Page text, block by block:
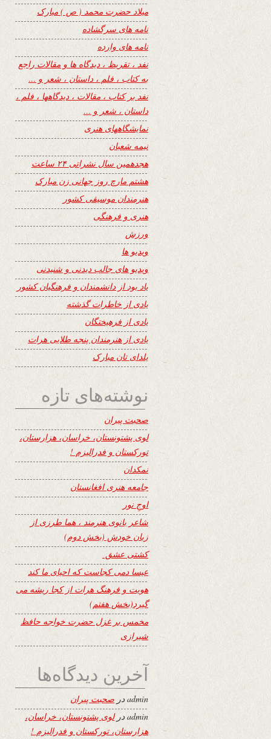
میلاد حضرت محمد ( ص ) مبارک
نامه های سرگشاده
نامه های وارده
نفد ، تقریظ ، دیدگاه ها و مقالات راجع
به کتاب ، فلم ، داستان ، شعر و …
نفد بر کتاب ، مقالات ، دیدگاهها ، فلم ،
داستان ، شعر و …
نمایشگاههای هنری
نیمه شعبان
هجدهمین سال نشراتی ۲۴ ساعت
هشتم مارچ روز جهانی زن مبارک
هنرمندان موسیقی کشور
هنری و فرهنگی
ورزش
ویدیو ها
ویدیو های جالب دیدنی و شنیدنی
یاد بود از دانشمندان و فرهنگیان کشور
یادی از خاطرات گذشته
یادی از فرهیختگان
یادی از هنرمندان پنجه طلایی هرات
یلدای تان مبارک
نوشته‌های تازه
صحبت پیران
لوی پشتونستان، خراسان، هزارستان،
تورکستان و فدرالیزم !
نمکدان
جامعه هنری افغانستان
اوجِ نور
شاعر بانوی هنرمند ، هما طرزی از
زبان خودش (بخش دوم)
کشتی عشق
عیسا دمی کجاست که احیای ما کند
هویت و فرهنگ هرات از کجا ریشه می
گیرد(بخش هفتم)
مخمس بر غزل حضرت خواجه حافظ
شیرازی
آخرین دیدگاه‌ها
adminدر صحبت پیران
admin درلوی پشتونستان، خراسان،
هزارستان، تورکستان و فدرالیزم !